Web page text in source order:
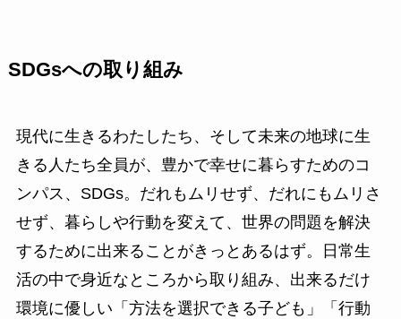
SDGsへの取り組み
現代に生きるわたしたち、そして未来の地球に生
きる人たち全員が、豊かで幸せに暮らすためのコ
ンパス、SDGs。だれもムリせず、だれにもムリさ
せず、暮らしや行動を変えて、世界の問題を解決
するために出来ることがきっとあるはず。日常生
活の中で身近なところから取り組み、出来るだけ
環境に優しい「方法を選択できる子ども」「行動